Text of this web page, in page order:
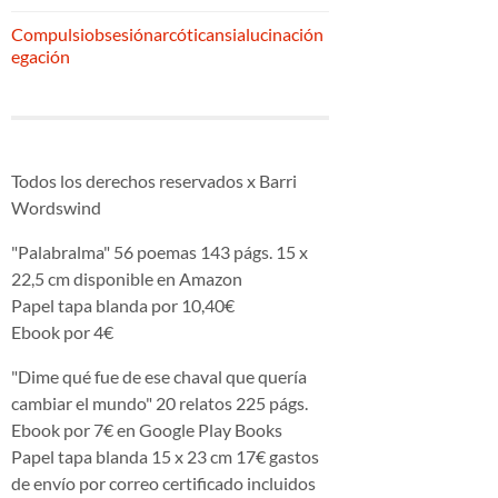
Compulsiobsesiónarcóticansialucinación
egación
Todos los derechos reservados x Barri
Wordswind
"Palabralma" 56 poemas 143 págs. 15 x
22,5 cm disponible en Amazon
Papel tapa blanda por 10,40€
Ebook por 4€
"Dime qué fue de ese chaval que quería
cambiar el mundo" 20 relatos 225 págs.
Ebook por 7€ en Google Play Books
Papel tapa blanda 15 x 23 cm 17€ gastos
de envío por correo certificado incluidos